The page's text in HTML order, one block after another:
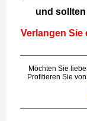
und
Verlangen Sie
Möchten Sie
Profitieren Sie